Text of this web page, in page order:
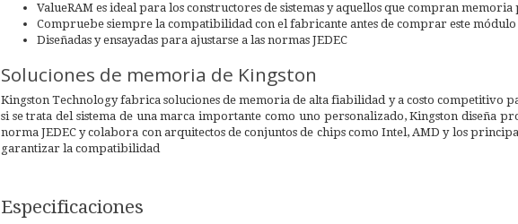
ValueRAM es ideal para los constructores de sistemas y aquellos que compran
Compruebe siempre la compatibilidad con el fabricante antes de comprar este módulo
Diseñadas y ensayadas para ajustarse a las normas JEDEC
Soluciones de memoria de Kingston
Kingston Technology fabrica soluciones de memoria de alta fiabilidad y a costo competitivo
si se trata del sistema de una marca importante como uno personalizado, Kingston diseña
norma JEDEC y colabora con arquitectos de conjuntos de chips como Intel, AMD y los
garantizar la compatibilidad
Especificaciones